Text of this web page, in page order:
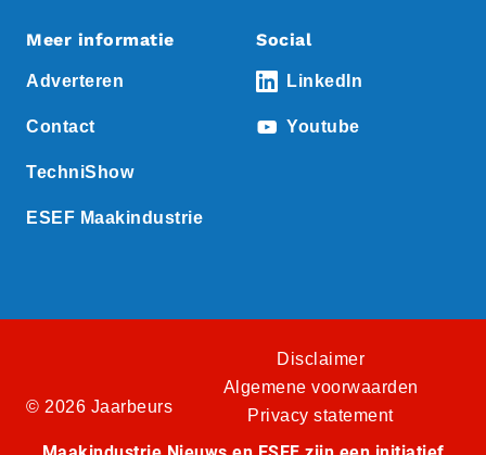
Meer informatie
Adverteren
Contact
TechniShow
ESEF Maakindustrie
Social
LinkedIn
Youtube
© 2026 Jaarbeurs
Disclaimer
Algemene voorwaarden
Privacy statement